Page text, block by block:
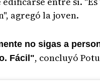
agregó la joven.
no sigas a
Fácil", concluyó